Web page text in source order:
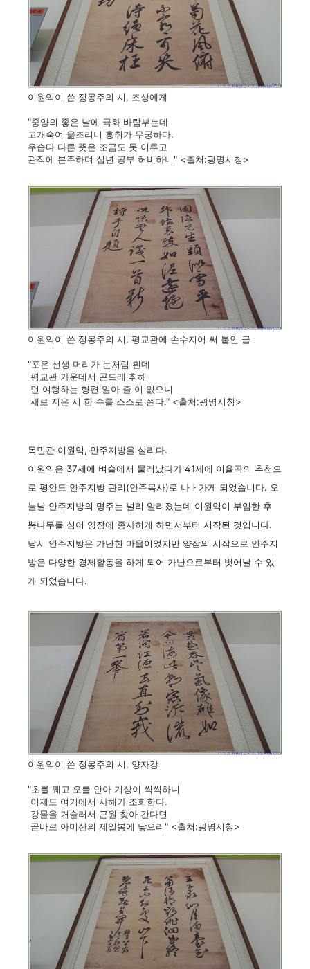
이원익이 쓴 정몽주의 시, 조상에게
"중양의 좋은 날에 국화 바람부는데
고개숙여 읊조리니 흥취가 무궁하다.
우습다 다른 뜻은 조금도 못 이루고
관직에 분주하며 십년 공부 허비하니" <출처:광명시청>
이원익이 쓴 정몽주의 시, 평교관에 손수지어 써 붙인 글
"포은 선생 머리가 눈처럼 흰데
평교관 가운데서 곤드레 취해
먼 여행하는 형편 알아 줄 이 없으니
새로 지은 시 한 수를 스스로 쓴다." <출처:광명시청>
목민관 이원익, 안주지방을 살리다.
이원익은 37세에 벼슬에서 물러났다가 41세에 이율곡의 추천으
로 평안도 안주지방 관리(안주목사)로 나ㅏ가게 되었습니다. 오
늘날 안주지방의 명주는 널리 알려졌는데 이원익이 부임한 후
뽕나무를 심어 양잠에 종사히게 하면서부터 시작된 것입니다.
당시 안주지방은 가난한 마을이었지만 양잠의 시작으로 안주지
방은 다양한 경제활동을 하게 되어 가난으로부터 벗어날 수 있
게 되었습니다.
이원익이 쓴 정몽주의 시, 양자강
"초를 꿰고 오를 안아 기상이 씩씩하니
이제도 여기에서 사해가 조회한다.
강물을 거슬러서 근원 찾아 간다면
곧바로 아미산의 제일봉에 닿으리" <출처:광명시청>